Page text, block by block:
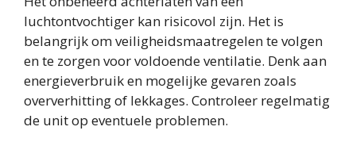
luchtontvochtiger kan risicovol zijn. Het is
belangrijk om veiligheidsmaatregelen te volgen
en te zorgen voor voldoende ventilatie. Denk aan
energieverbruik en mogelijke gevaren zoals
oververhitting of lekkages. Controleer regelmatig
de unit op eventuele problemen.